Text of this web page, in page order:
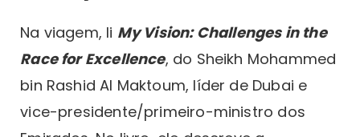
Na viagem, li My Vision: Challenges in the
Race for Excellence, do Sheikh Mohammed
bin Rashid Al Maktoum, líder de Dubai e
vice-presidente/primeiro-ministro dos